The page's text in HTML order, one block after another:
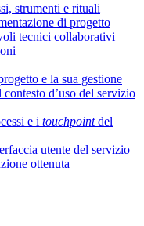
strumenti e rituali
di progetto
tecnici collaborativi
e la sua gestione
d’uso del servizio
e i touchpointdel
utente del servizio
ottenuta